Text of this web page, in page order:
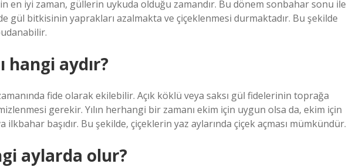
en iyi zaman, güllerin uykuda olduğu zamandır. Bu dönem sonbahar sonu ile
gül bitkisinin yaprakları azalmakta ve çiçeklenmesi durmaktadır. Bu şekilde
hangi aydır?
fide olarak ekilebilir. Açık köklü veya saksı gül fidelerinin toprağa
gerekir. Yılın herhangi bir zamanı ekim için uygun olsa da, ekim için
başıdır. Bu şekilde, çiçeklerin yaz aylarında çiçek açması mümkündür.
aylarda olur?